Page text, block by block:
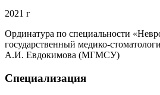
2021 г
Ординатура по специальности
государственный медико-
А.И. Евдокимова (МГМСУ)
Специализация